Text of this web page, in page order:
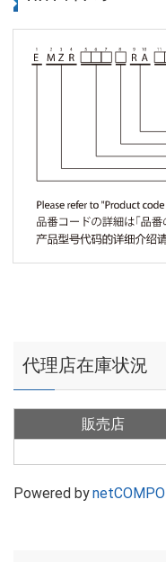
代理店在庫状況
販売店
Powered by